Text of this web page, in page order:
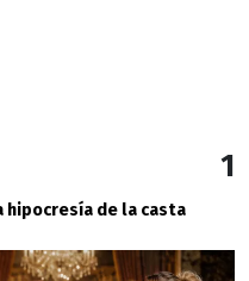
1
hipocresía de la casta